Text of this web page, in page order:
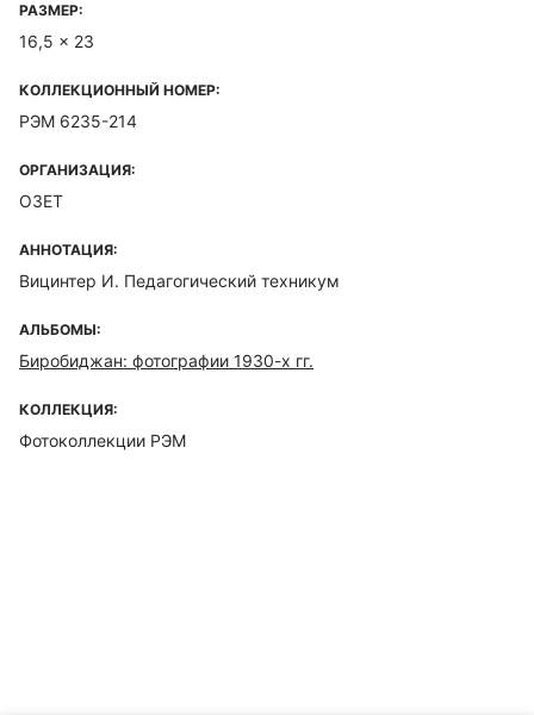
РАЗМЕР:
16,5 x 23
КОЛЛЕКЦИОННЫЙ НОМЕР:
РЭМ 6235-214
ОРГАНИЗАЦИЯ:
ОЗЕТ
АННОТАЦИЯ:
Вицинтер И. Педагогический техникум
АЛЬБОМЫ:
Биробиджан: фотографии 1930-х гг.
КОЛЛЕКЦИЯ:
Фотоколлекции РЭМ